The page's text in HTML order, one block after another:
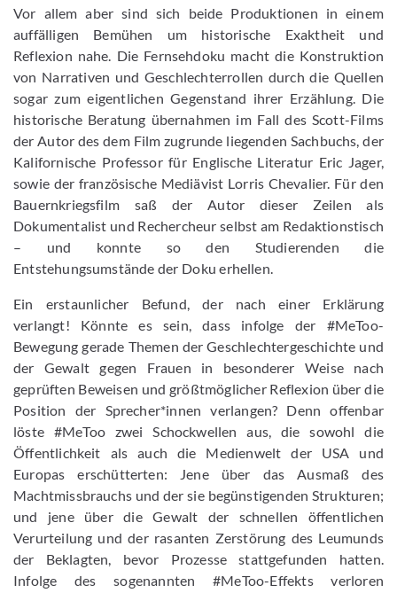
Vor allem aber sind sich beide Produktionen in einem
auffälligen Bemühen um historische Exaktheit und
Reflexion nahe. Die Fernsehdoku macht die Konstruktion
von Narrativen und Geschlechterrollen durch die Quellen
sogar zum eigentlichen Gegenstand ihrer Erzählung. Die
historische Beratung übernahmen im Fall des Scott-Films
der Autor des dem Film zugrunde liegenden Sachbuchs, der
Kalifornische Professor für Englische Literatur Eric Jager,
sowie der französische Mediävist Lorris Chevalier. Für den
Bauernkriegsfilm saß der Autor dieser Zeilen als
Dokumentalist und Rechercheur selbst am Redaktionstisch
– und konnte so den Studierenden die
Entstehungsumstände der Doku erhellen.
Ein erstaunlicher Befund, der nach einer Erklärung
verlangt! Könnte es sein, dass infolge der #MeToo-
Bewegung gerade Themen der Geschlechtergeschichte und
der Gewalt gegen Frauen in besonderer Weise nach
geprüften Beweisen und größtmöglicher Reflexion über die
Position der Sprecher*innen verlangen? Denn offenbar
löste #MeToo zwei Schockwellen aus, die sowohl die
Öffentlichkeit als auch die Medienwelt der USA und
Europas erschütterten: Jene über das Ausmaß des
Machtmissbrauchs und der sie begünstigenden Strukturen;
und jene über die Gewalt der schnellen öffentlichen
Verurteilung und der rasanten Zerstörung des Leumunds
der Beklagten, bevor Prozesse stattgefunden hatten.
Infolge des sogenannten #MeToo-Effekts verloren